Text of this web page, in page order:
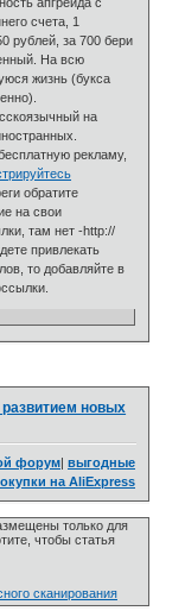
счета, 1
рублей, за 700 бери
На всю
жизнь (букса
на
рекламу,
обратите
на свои
там нет -http://
привлекать
то добавляйте в
новых
форум| выгодные
на AliExpress
только для
чтобы статья